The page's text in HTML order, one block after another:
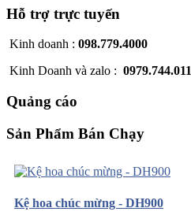
Hỗ trợ trực tuyến
Kinh doanh : 098.779.4000
Kinh Doanh và zalo : 0979.744.011
Quảng cáo
Sản Phẩm Bán Chạy
Kệ hoa chúc mừng - DH900